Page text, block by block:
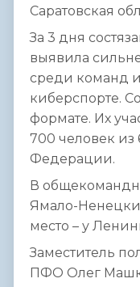
Саратовская
За 3 дня
выявила
среди команд
киберспорте.
формате. Их
700 человек из
Федерации.
В
Ямало-
место – у
Заместитель
ПФО Олег